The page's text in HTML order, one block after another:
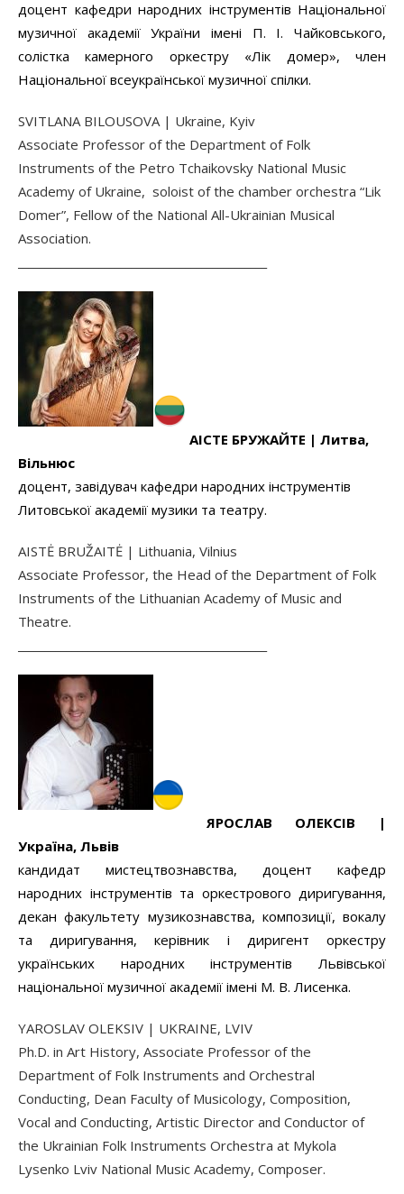
доцент кафедри народних iнструментiв Нацiональної
музичної академiї України iмені П. I. Чайковського,
солiстка камерного оркестру «Лiк домер», член
Нацiональної всеукраїнської музичної спiлки.
SVITLANA BILOUSOVA | Ukraine, Kyiv
Associate Professor of the Department of Folk
Instruments of the Petro Tchaikovsky National Music
Academy of Ukraine, soloist of the chamber orchestra “Lik
Domer”, Fellow of the National All-Ukrainian Musical
Association.
АІСТЕ БРУЖАЙТЕ | Литва,
Вільнюс
доцент, завідувач кафедри народних інструментів
Литовської академії музики та театру.
AISTĖ BRUŽAITĖ | Lithuania, Vilnius
Associate Professor, the Head of the Department of Folk
Instruments of the Lithuanian Academy of Music and
Theatre.
ЯРОСЛАВ ОЛЕКСІВ |
Україна, Львів
кандидат мистецтвознавства, доцент кафедр
народних інструментів та оркестрового диригування,
декан факультету музикознавства, композиції, вокалу
та диригування, керівник і диригент оркестру
українських народних інструментів Львівської
національної музичної академії імені М. В. Лисенка.
YAROSLAV OLEKSIV | UKRAINE, LVIV
Ph.D. in Art History, Associate Professor of the
Department of Folk Instruments and Orchestral
Conducting, Dean Faculty of Musicology, Composition,
Vocal and Conducting, Artistic Director and Conductor of
the Ukrainian Folk Instruments Orchestra at Mykola
Lysenko Lviv National Music Academy, Composer.